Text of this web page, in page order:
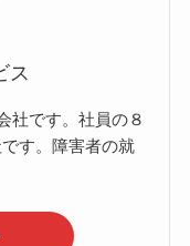
ス
社です。社員の８
す。障害者の就